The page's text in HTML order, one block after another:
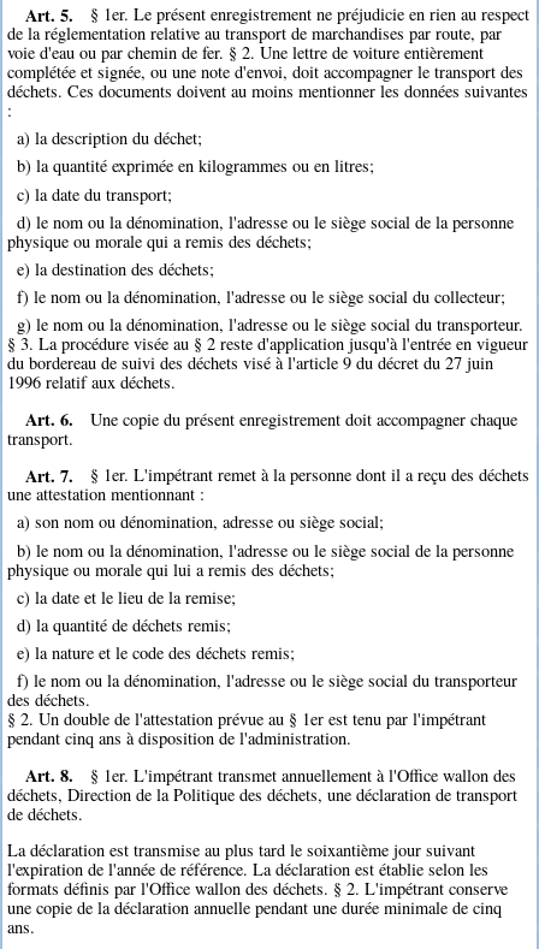
Art. 5.
§ 1er. Le présent enregistrement ne préjudicie en rien au respect
de la réglementation relative au transport de marchandises par route, par
voie d'eau ou par chemin de fer. § 2. Une lettre de voiture entièrement
complétée et signée, ou une note d'envoi, doit accompagner le transport des
déchets. Ces documents doivent au moins mentionner les données suivantes
:
a) la description du déchet;
b) la quantité exprimée en kilogrammes ou en litres;
c) la date du transport;
d) le nom ou la dénomination, l'adresse ou le siège social de la personne
physique ou morale qui a remis des déchets;
e) la destination des déchets;
f) le nom ou la dénomination, l'adresse ou le siège social du collecteur;
g) le nom ou la dénomination, l'adresse ou le siège social du transporteur.
§ 3. La procédure visée au § 2 reste d'application jusqu'à l'entrée en vigueur
du bordereau de suivi des déchets visé à l'article 9 du décret du 27 juin
1996 relatif aux déchets.
Art. 6.
Une copie du présent enregistrement doit accompagner chaque
transport.
Art. 7.
§ 1er. L'impétrant remet à la personne dont il a reçu des déchets
une attestation mentionnant :
a) son nom ou dénomination, adresse ou siège social;
b) le nom ou la dénomination, l'adresse ou le siège social de la personne
physique ou morale qui lui a remis des déchets;
c) la date et le lieu de la remise;
d) la quantité de déchets remis;
e) la nature et le code des déchets remis;
f) le nom ou la dénomination, l'adresse ou le siège social du transporteur
des déchets.
§ 2. Un double de l'attestation prévue au § 1er est tenu par l'impétrant
pendant cinq ans à disposition de l'administration.
Art. 8.
§ 1er. L'impétrant transmet annuellement à l'Office wallon des
déchets, Direction de la Politique des déchets, une déclaration de transport
de déchets.
La déclaration est transmise au plus tard le soixantième jour suivant
l'expiration de l'année de référence. La déclaration est établie selon les
formats définis par l'Office wallon des déchets. § 2. L'impétrant conserve
une copie de la déclaration annuelle pendant une durée minimale de cinq
ans.